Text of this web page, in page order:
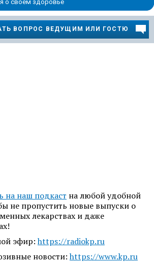
о своем здоровье
ВОПРОС ВЕДУЩИМ ИЛИ ГОСТЮ
на наш подкаст на любой удобной
не пропустить новые выпуски о
лекарствах и даже
эфир:https://radiokp.ru
новости:https://www.kp.ru